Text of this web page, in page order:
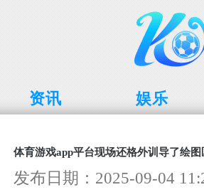
资讯 娱乐
体育游戏app平台现场还格外训导了绘
发布日期：2025-09-04